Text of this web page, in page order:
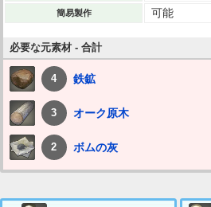
簡易製作 可能
必要な元素材 - 合計
4 鉄鉱
3 オーク原木
2 ボムの灰